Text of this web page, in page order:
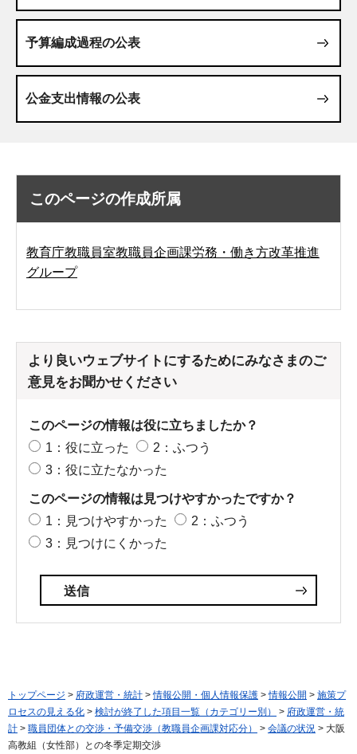
予算編成過程の公表
公金支出情報の公表
このページの作成所属
教育庁教職員室教職員企画課労務・働き方改革推進
グループ
より良いウェブサイトにするためにみなさまのご
意見をお聞かせください
このページの情報は役に立ちましたか？
1：役に立った
2：ふつう
3：役に立たなかった
このページの情報は見つけやすかったですか？
1：見つけやすかった
2：ふつう
3：見つけにくかった
トップページ > 府政運営・統計 >情報公開・個人情報保護 >情報公開 > 施策プ
ロセスの見える化 > 検討が終了した項目一覧（カテゴリー別） > 府政運営・統
計 > 職員団体との交渉・予備交渉（教職員企画課対応分） > 会議の状況 > 大阪
高教組（女性部）との冬季定期交渉